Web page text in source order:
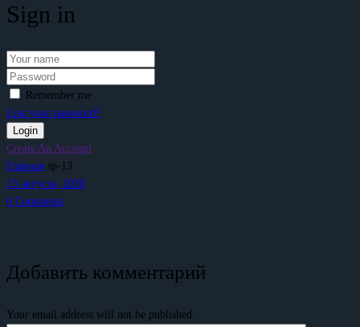
Sign in
Remember me
Lost your password?
Create An Account
Главная sp-13
13 августа, 2020
0 Comments
Добавить комментарий
Your email address will not be published.